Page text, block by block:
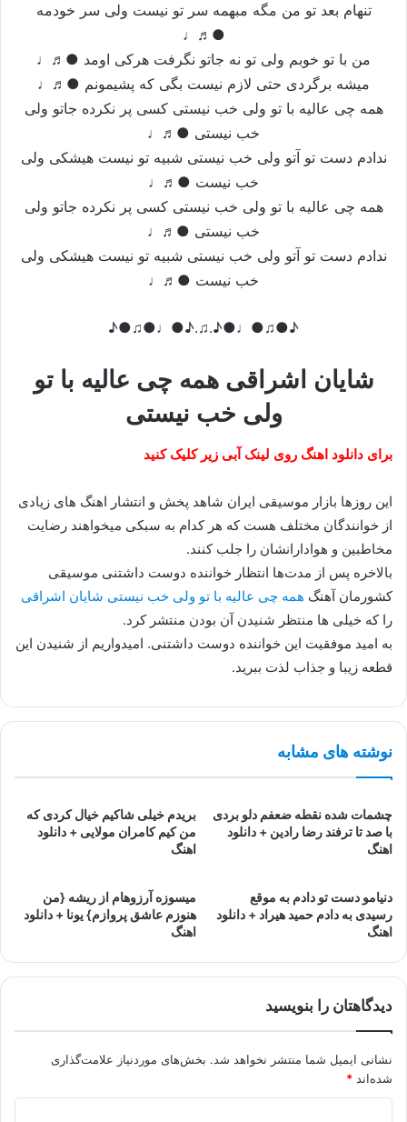
تنهام بعد تو من مگه مبهمه سر تو نیست ولی سر خودمه
●♬♩
من با تو خوبم ولی تو نه جاتو نگرفت هرکی اومد ●♬♩
میشه برگردی حتی لازم نیست بگی که پشیمونم ●♬♩
همه چی عالیه با تو ولی خب نیستی کسی پر نکرده جاتو ولی
خب نیستی ●♬♩
ندادم دست تو آتو ولی خب نیستی شبیه تو نیست هیشکی ولی
خب نیست ●♬♩
همه چی عالیه با تو ولی خب نیستی کسی پر نکرده جاتو ولی
خب نیستی ●♬♩
ندادم دست تو آتو ولی خب نیستی شبیه تو نیست هیشکی ولی
خب نیست ●♬♩
♪●♫●♩●♪.♫.♪●♩●♫●♪
شایان اشراقی همه چی عالیه با تو
ولی خب نیستی
برای دانلود اهنگ روی لینک آبی زیر کلیک کنید
این روزها بازار موسیقی ایران شاهد پخش و انتشار اهنگ های زیادی
از خوانندگان مختلف هست که هر کدام به سبکی میخواهند رضایت
مخاطبین و هوادارانشان را جلب کنند.
بالاخره پس از مدت‌ها انتظار خواننده دوست داشتنی موسیقی
کشورمان آهنگ همه چی عالیه با تو ولی خب نیستی شایان اشراقی
را که خیلی ها منتظر شنیدن آن بودن منتشر کرد.
به امید موفقیت این خواننده دوست داشتنی. امیدواریم از شنیدن این
قطعه زیبا و جذاب لذت ببرید.
نوشته های مشابه
چشمات شده نقطه ضعفم دلو بردی
با صد تا ترفند رضا رادین + دانلود
اهنگ
بریدم خیلی شاکیم خیال کردی که
من کیم کامران مولایی + دانلود
اهنگ
دنیامو دست تو دادم به موقع
رسیدی به دادم حمید هیراد + دانلود
اهنگ
میسوزه آرزوهام از ریشه {من
هنوزم عاشق پروازم} یونا + دانلود
اهنگ
دیدگاهتان را بنویسید
نشانی ایمیل شما منتشر نخواهد شد. بخش‌های موردنیاز علامت‌گذاری
شده‌اند *